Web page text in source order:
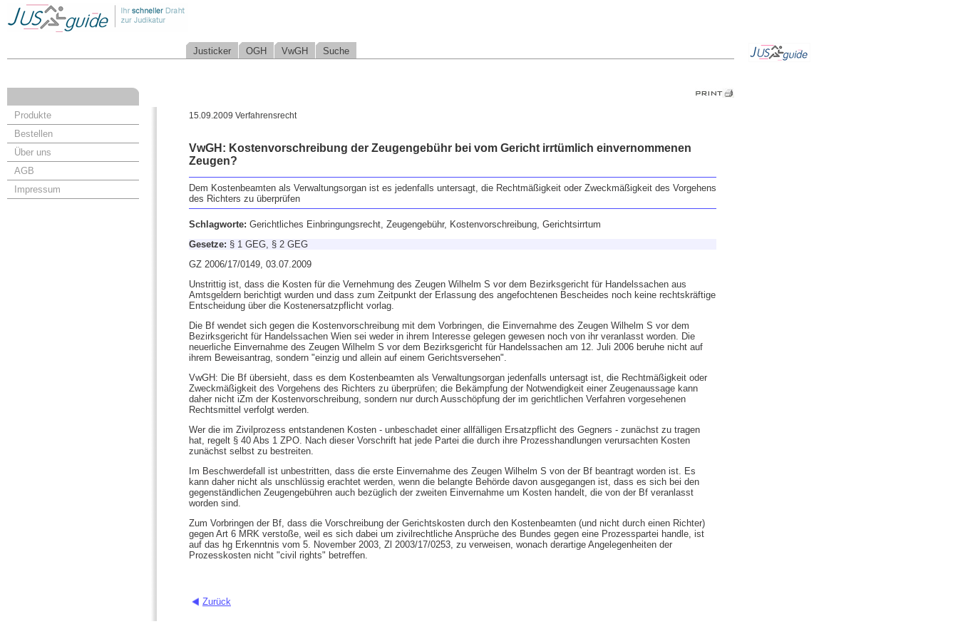
Justicker OGH VwGH Suche
Produkte
Bestellen
Über uns
AGB
Impressum
15.09.2009 Verfahrensrecht
VwGH: Kostenvorschreibung der Zeugengebühr bei vom Gericht irrtümlich einvernommenen
Zeugen?
Dem Kostenbeamten als Verwaltungsorgan ist es jedenfalls untersagt, die Rechtmäßigkeit oder Zweckmäßigkeit des Vorgehens
des Richters zu überprüfen
Schlagworte: Gerichtliches Einbringungsrecht, Zeugengebühr, Kostenvorschreibung, Gerichtsirrtum
Gesetze: § 1 GEG, § 2 GEG
GZ 2006/17/0149, 03.07.2009
Unstrittig ist, dass die Kosten für die Vernehmung des Zeugen Wilhelm S vor dem Bezirksgericht für Handelssachen aus
Amtsgeldern berichtigt wurden und dass zum Zeitpunkt der Erlassung des angefochtenen Bescheides noch keine rechtskräftige
Entscheidung über die Kostenersatzpflicht vorlag.
Die Bf wendet sich gegen die Kostenvorschreibung mit dem Vorbringen, die Einvernahme des Zeugen Wilhelm S vor dem
Bezirksgericht für Handelssachen Wien sei weder in ihrem Interesse gelegen gewesen noch von ihr veranlasst worden. Die
neuerliche Einvernahme des Zeugen Wilhelm S vor dem Bezirksgericht für Handelssachen am 12. Juli 2006 beruhe nicht auf
ihrem Beweisantrag, sondern "einzig und allein auf einem Gerichtsversehen".
VwGH: Die Bf übersieht, dass es dem Kostenbeamten als Verwaltungsorgan jedenfalls untersagt ist, die Rechtmäßigkeit oder
Zweckmäßigkeit des Vorgehens des Richters zu überprüfen; die Bekämpfung der Notwendigkeit einer Zeugenaussage kann
daher nicht iZm der Kostenvorschreibung, sondern nur durch Ausschöpfung der im gerichtlichen Verfahren vorgesehenen
Rechtsmittel verfolgt werden.
Wer die im Zivilprozess entstandenen Kosten - unbeschadet einer allfälligen Ersatzpflicht des Gegners - zunächst zu tragen
hat, regelt § 40 Abs 1 ZPO. Nach dieser Vorschrift hat jede Partei die durch ihre Prozesshandlungen verursachten Kosten
zunächst selbst zu bestreiten.
Im Beschwerdefall ist unbestritten, dass die erste Einvernahme des Zeugen Wilhelm S von der Bf beantragt worden ist. Es
kann daher nicht als unschlüssig erachtet werden, wenn die belangte Behörde davon ausgegangen ist, dass es sich bei den
gegenständlichen Zeugengebühren auch bezüglich der zweiten Einvernahme um Kosten handelt, die von der Bf veranlasst
worden sind.
Zum Vorbringen der Bf, dass die Vorschreibung der Gerichtskosten durch den Kostenbeamten (und nicht durch einen Richter)
gegen Art 6 MRK verstoße, weil es sich dabei um zivilrechtliche Ansprüche des Bundes gegen eine Prozesspartei handle, ist
auf das hg Erkenntnis vom 5. November 2003, Zl 2003/17/0253, zu verweisen, wonach derartige Angelegenheiten der
Prozesskosten nicht "civil rights" betreffen.
Zurück